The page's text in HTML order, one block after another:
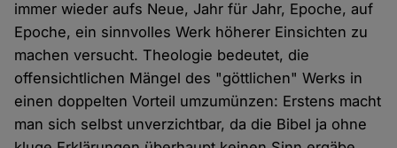
immer wieder aufs Neue, Jahr für Jahr, Epoche, auf
Epoche, ein sinnvolles Werk höherer Einsichten zu
machen versucht. Theologie bedeutet, die
offensichtlichen Mängel des "göttlichen" Werks in
einen doppelten Vorteil umzumünzen: Erstens macht
man sich selbst unverzichtbar, da die Bibel ja ohne